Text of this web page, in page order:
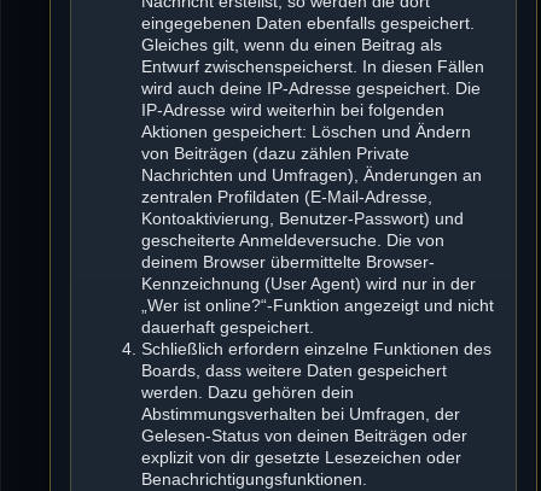
eingegebenen Daten ebenfalls gespeichert.
Gleiches gilt, wenn du einen Beitrag als
Entwurf zwischenspeicherst. In diesen Fällen
wird auch deine IP-Adresse gespeichert. Die
IP-Adresse wird weiterhin bei folgenden
Aktionen gespeichert: Löschen und Ändern
von Beiträgen (dazu zählen Private
Nachrichten und Umfragen), Änderungen an
zentralen Profildaten (E-Mail-Adresse,
Kontoaktivierung, Benutzer-Passwort) und
gescheiterte Anmeldeversuche. Die von
deinem Browser übermittelte Browser-
Kennzeichnung (User Agent) wird nur in der
„Wer ist online?“-Funktion angezeigt und nicht
dauerhaft gespeichert.
Schließlich erfordern einzelne Funktionen des
Boards, dass weitere Daten gespeichert
werden. Dazu gehören dein
Abstimmungsverhalten bei Umfragen, der
Gelesen-Status von deinen Beiträgen oder
explizit von dir gesetzte Lesezeichen oder
Benachrichtigungsfunktionen.